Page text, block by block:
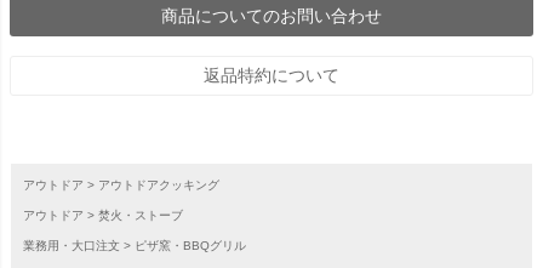
商品についてのお問い合わせ
返品特約について
アウトドア アウトドアクッキング
アウトドア 焚火・ストーブ
業務用・大口注文 ピザ窯・BBQグリル